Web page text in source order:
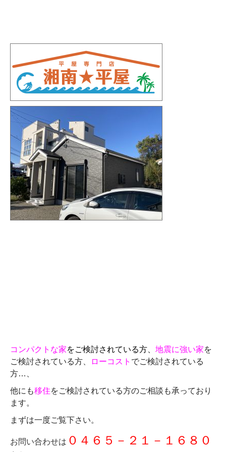
コンパクトな家をご検討されている方、 地震に強い家を
ご検討されている方、
ローコスト でご検討されている
方…、
他にも移住をご検討されている方のご相談も承っており
ます。
まずは一度ご覧下さい。
お問い合わせは ０４６５－２１－１６８０